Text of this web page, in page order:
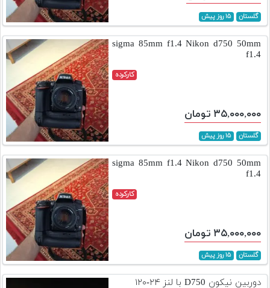
گلستان ۱۵ روز پیش
sigma 85mm f1.4 Nikon d750 50mm
f1.4
کارکرده
۳۵,۰۰۰,۰۰۰ تومان
گلستان ۱۵ روز پیش
sigma 85mm f1.4 Nikon d750 50mm
f1.4
کارکرده
۳۵,۰۰۰,۰۰۰ تومان
گلستان ۱۵ روز پیش
دوربین نیکون D750 با لنز ۲۴-۱۲۰